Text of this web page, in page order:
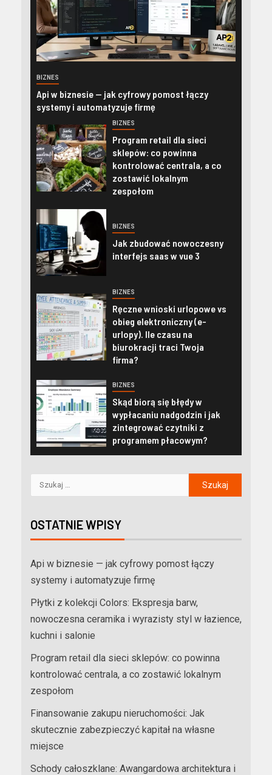
BIZNES
Api w biznesie — jak cyfrowy pomost łączy
systemy i automatyzuje firmę
BIZNES
Program retail dla sieci
sklepów: co powinna
kontrolować centrala, a co
zostawić lokalnym
zespołom
BIZNES
Jak zbudować nowoczesny
interfejs saas w vue 3
BIZNES
Ręczne wnioski urlopowe vs
obieg elektroniczny (e-
urlopy). Ile czasu na
biurokracji traci Twoja
firma?
BIZNES
Skąd biorą się błędy w
wypłacaniu nadgodzin i jak
zintegrować czytniki z
programem płacowym?
OSTATNIE WPISY
Api w biznesie — jak cyfrowy pomost łączy
systemy i automatyzuje firmę
Płytki z kolekcji Colors: Ekspresja barw,
nowoczesna ceramika i wyrazisty styl w łazience,
kuchni i salonie
Program retail dla sieci sklepów: co powinna
kontrolować centrala, a co zostawić lokalnym
zespołom
Finansowanie zakupu nieruchomości: Jak
skutecznie zabezpieczyć kapitał na własne
miejsce
Schody całoszklane: Awangardowa architektura i